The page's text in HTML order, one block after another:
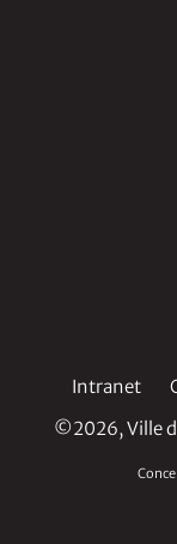
Intranet
©2026, Ville